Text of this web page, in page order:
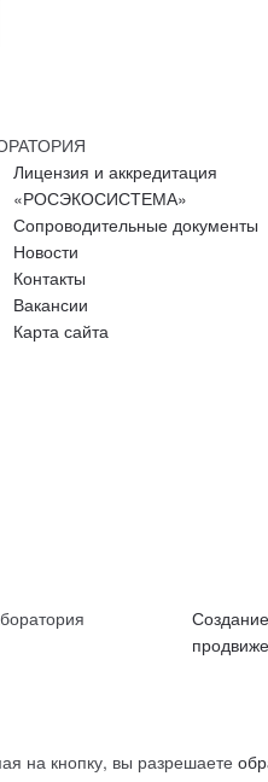
Лицензия и аккредитация
«РОСЭКОСИСТЕМА»
Сопроводительные документы
Новости
Контакты
Вакансии
Карта сайта
на кнопку, вы разрешаете